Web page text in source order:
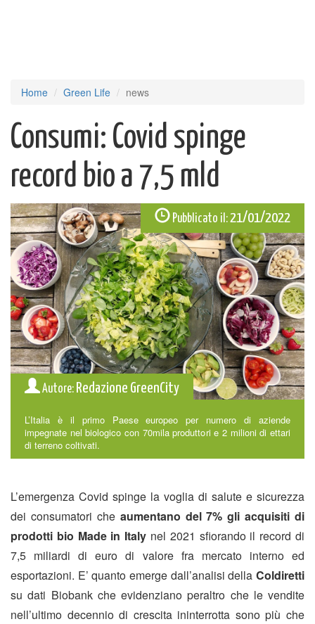
Home Green Life news
Consumi: Covid spinge
record bio a 7,5 mld
Pubblicato il:21/01/2022
Autore: Redazione GreenCity
L’Italia è il primo Paese europeo per numero di aziende
impegnate nel biologico con 70mila produttori e 2 milioni di ettari
di terreno coltivati.
L’emergenza Covid spinge la voglia di salute e sicurezza
dei consumatori che aumentano del 7% gli acquisiti di
prodotti bio Made in Italy nel 2021 sfiorando il record di
7,5 miliardi di euro di valore fra mercato interno ed
esportazioni. E’ quanto emerge dall’analisi della Coldiretti
su dati Biobank che evidenziano peraltro che le vendite
nell’ultimo decennio di crescita ininterrotta sono più che